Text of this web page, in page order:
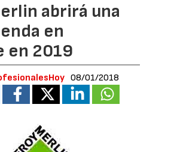
abrirá una
en
en 2019
08/01/2018